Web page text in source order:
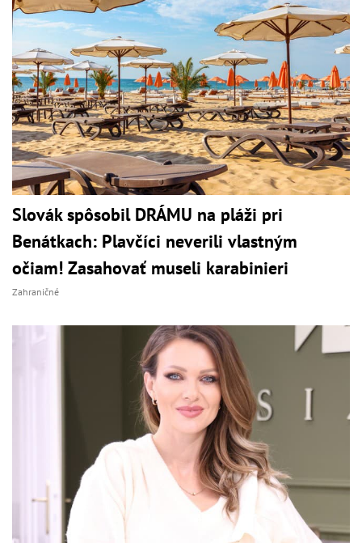
Slovák spôsobil DRÁMU na pláži pri
Benátkach: Plavčíci neverili vlastným
očiam! Zasahovať museli karabinieri
Zahraničné